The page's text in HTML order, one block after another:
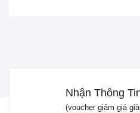
Nhận Thông
(voucher giảm giá